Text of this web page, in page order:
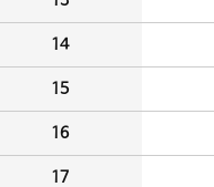
14
15
16
17